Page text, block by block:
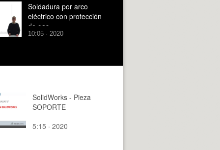
Soldadura por arco
eléctrico con protección
de gas
10:05 · 2020
SolidWorks - Pieza
SOPORTE
5:15 · 2020